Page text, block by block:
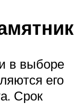
в выборе
его
Срок